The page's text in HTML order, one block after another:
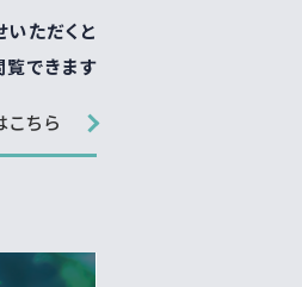
ただくと
できます
ちら